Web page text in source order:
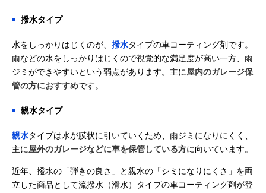
撥水タイプ
水をしっかりはじくのが、 撥水タイプの車コーティング剤です。
雨などの水をしっかりはじくので視覚的な満足度が高い一方、雨
ジミができやすいという弱点があります。主に屋内のガレージ保
管の方におすすめです。
親水タイプ
親水タイプは水が膜状に引いていくため、雨ジミになりにくく、
主に屋外のガレージなどに車を保管している方に向いています。
近年、撥水の「弾きの良さ」と親水の「シミになりにくさ」を両
立した商品として流撥水（滑水）タイプの車コーティング剤が登